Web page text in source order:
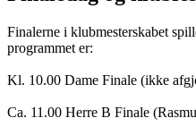
Finalerne i klubmesterskabet
programmet er:
Kl. 10.00 Dame Finale (ikke
Ca. 11.00 Herre B Finale